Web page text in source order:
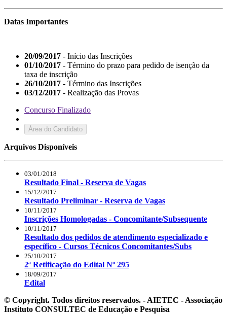
Datas Importantes
20/09/2017 - Início das Inscrições
01/10/2017 - Término do prazo para pedido de isenção da
taxa de inscrição
26/10/2017 - Término das Inscrições
03/12/2017 - Realização das Provas
Concurso Finalizado
Área do Candidato
Arquivos Disponíveis
03/01/2018
Resultado Final - Reserva de Vagas
15/12/2017
Resultado Preliminar - Reserva de Vagas
10/11/2017
Inscrições Homologadas - Concomitante/Subsequente
10/11/2017
Resultado dos pedidos de atendimento especializado e
específico - Cursos Técnicos Concomitantes/Subs
25/10/2017
2ª Retificação do Edital Nº 295
18/09/2017
Edital
© Copyright. Todos direitos reservados. - AIETEC - Associação
Instituto CONSULTEC de Educação e Pesquisa